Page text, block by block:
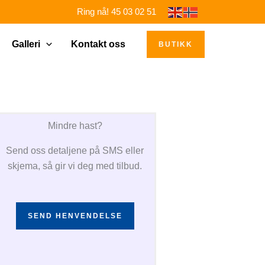
Ring nå! 45 03 02 51
Galleri Kontakt oss BUTIKK
Mindre hast?
Send oss detaljene på SMS eller
skjema, så gir vi deg med tilbud.
SEND HENVENDELSE